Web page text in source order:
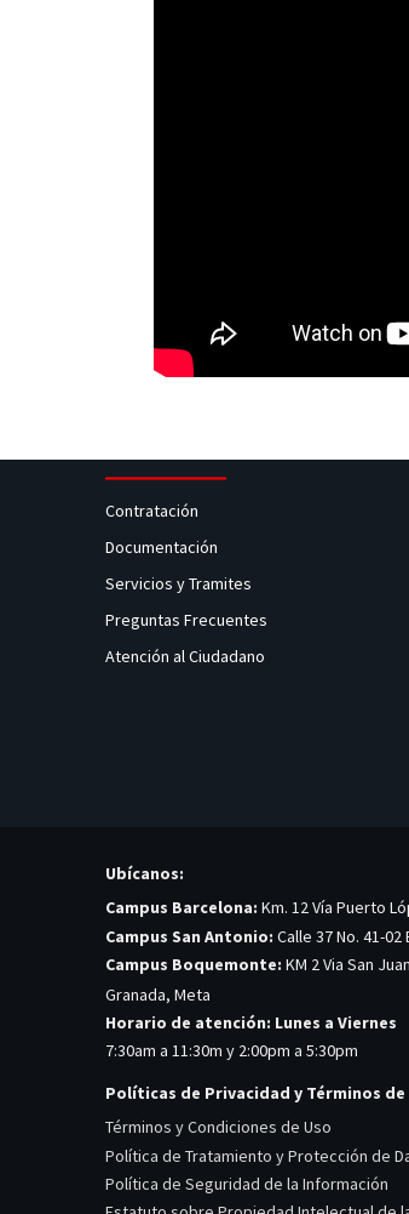
Contratación
Documentación
Servicios y Tramites
Preguntas Frecuentes
Atención al Ciudadano
Ubícanos:
Campus Barcelona: Km. 12 Vía Puerto
Campus San Antonio: Calle 37 No. 41-02
Campus Boquemonte: KM 2 Via San
Granada, Meta
Horario de atención: Lunes a Viernes
7:30am a 11:30m y 2:00pm a 5:30pm
Políticas de Privacidad y Términos de
Términos y Condiciones de Uso
Política de Tratamiento y Protección de
Política de Seguridad de la Información